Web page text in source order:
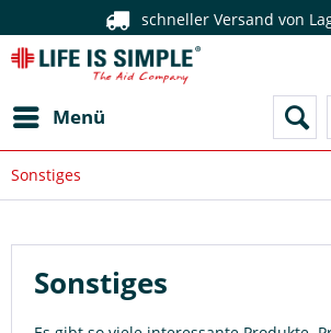
schneller
Menü
Sonstiges
Sonstiges